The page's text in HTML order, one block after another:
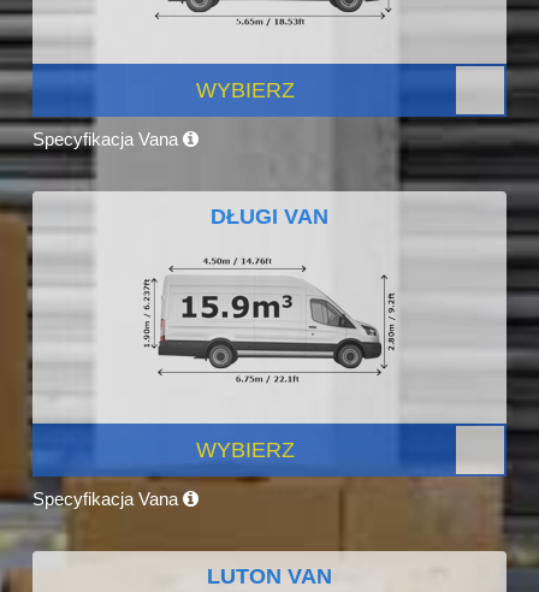
WYBIERZ
Specyfikacja Vana
DŁUGI VAN
WYBIERZ
Specyfikacja Vana
LUTON VAN